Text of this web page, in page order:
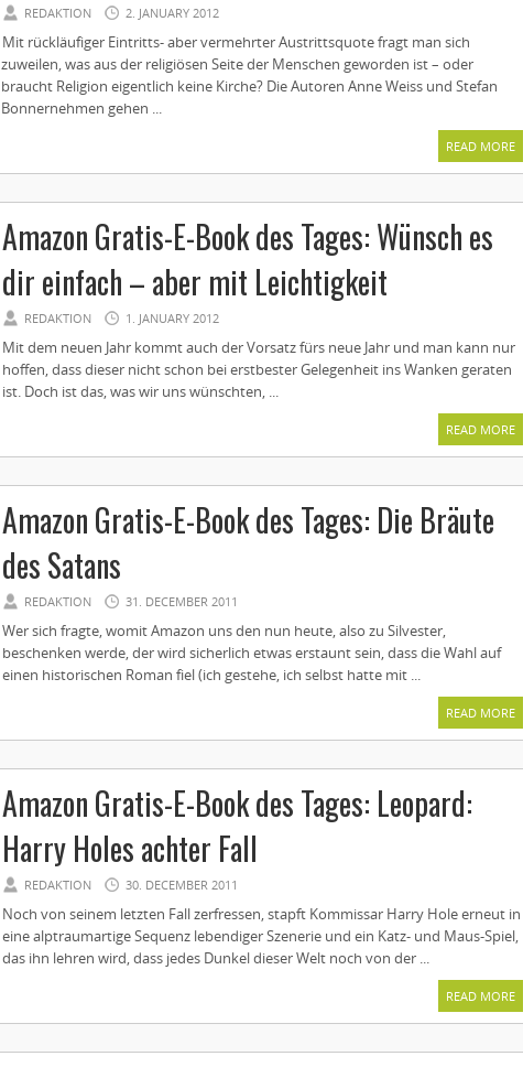
REDAKTION 2. JANUARY 2012
Mit rückläufiger Eintritts- aber vermehrter Austrittsquote fragt man sich
zuweilen, was aus der religiösen Seite der Menschen geworden ist – oder
braucht Religion eigentlich keine Kirche? Die Autoren Anne Weiss und Stefan
Bonnernehmen gehen ...
READ MORE
Amazon Gratis-E-Book des Tages: Wünsch es
dir einfach – aber mit Leichtigkeit
REDAKTION 1. JANUARY 2012
Mit dem neuen Jahr kommt auch der Vorsatz fürs neue Jahr und man kann nur
hoffen, dass dieser nicht schon bei erstbester Gelegenheit ins Wanken geraten
ist. Doch ist das, was wir uns wünschten, ...
READ MORE
Amazon Gratis-E-Book des Tages: Die Bräute
des Satans
REDAKTION 31. DECEMBER 2011
Wer sich fragte, womit Amazon uns den nun heute, also zu Silvester,
beschenken werde, der wird sicherlich etwas erstaunt sein, dass die Wahl auf
einen historischen Roman fiel (ich gestehe, ich selbst hatte mit ...
READ MORE
Amazon Gratis-E-Book des Tages: Leopard:
Harry Holes achter Fall
REDAKTION 30. DECEMBER 2011
Noch von seinem letzten Fall zerfressen, stapft Kommissar Harry Hole erneut in
eine alptraumartige Sequenz lebendiger Szenerie und ein Katz- und Maus-Spiel,
das ihn lehren wird, dass jedes Dunkel dieser Welt noch von der ...
READ MORE